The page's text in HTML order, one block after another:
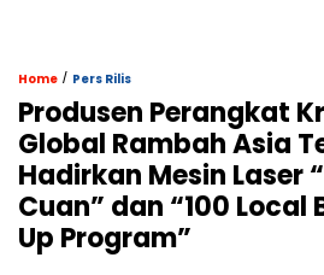
Home / Pers Rilis
Produsen Perangkat
Global Rambah Asia
Hadirkan Mesin Laser
Cuan” dan “100 Local
Up Program”